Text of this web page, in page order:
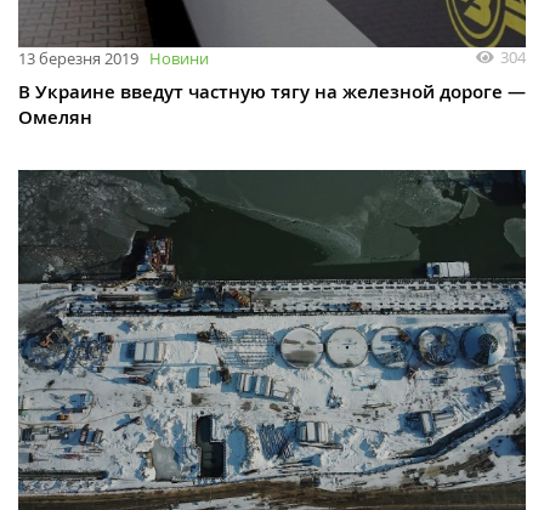
13 березня 2019 Новини 304
В Украине введут частную тягу на железной дороге —
Омелян